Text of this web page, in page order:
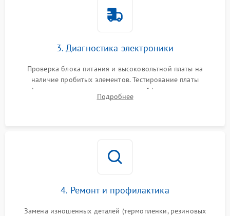
3. Диагностика электроники
Проверка блока питания и высоковольтной платы на
наличие пробитых элементов. Тестирование платы
форматирования, целостности шлейфов, контактов
картриджа и оптопар (датчиков прохождения и наличия
Подробнее
4. Ремонт и профилактика
Замена изношенных деталей (термопленки, резиновых